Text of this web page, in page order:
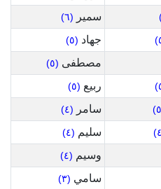
سمير (٦)
جهاد (٥)
مصطفى (٥)
ربيع (٥)
سامر (٤)
سليم (٤)
وسيم (٤)
سامي (٣)